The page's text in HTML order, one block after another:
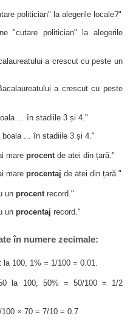
politician" la alegerile locale?"
"cutare politician" la alegerile
a crescut cu peste un
a crescut cu peste
... în stadiile 3 și 4."
boala ... în stadiile 3 și 4."
mareprocentde atei din țară."
mareprocentaj de atei din țară."
unprocentrecord."
unprocentaj record."
în numere zecimale:
100, 1% = 1/100 = 0.01.
la 100, 50% = 50/100 = 1/2
× 70 = 7/10 = 0.7